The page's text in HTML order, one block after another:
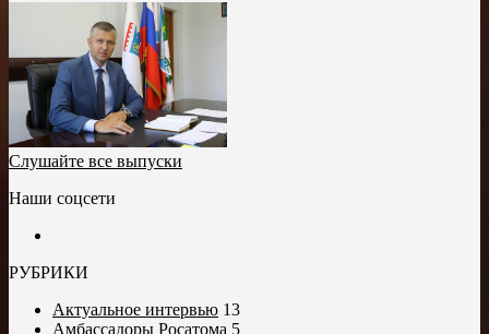
Слушайте все выпуски
Наши соцсети
РУБРИКИ
Актуальное интервью 13
Амбассадоры Росатома 5